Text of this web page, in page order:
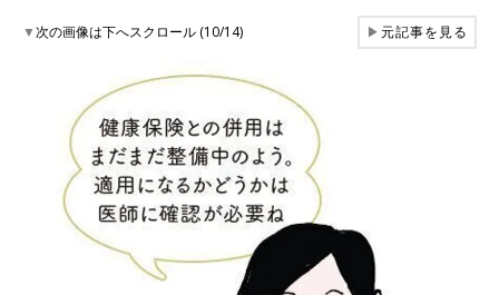
▼次の画像は下へスクロール (10/14) ▶元記事を見る